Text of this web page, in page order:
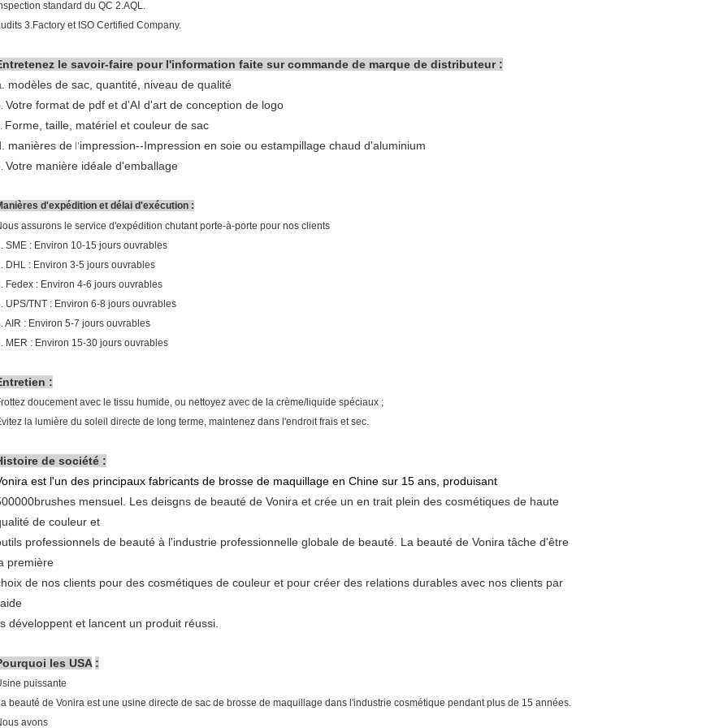
standard du QC 2.AQL.
3.Factory et ISO Certified Company.
le savoir-faire pour l'information faite sur commande de marque de distributeur :
modèles de sac, quantité, niveau de qualité
Votre format de pdf et d'AI d'art de conception de logo
Forme, taille, matériel et couleur de sac
manières de l'impression--Impression en soie ou estampillage chaud d'aluminium
Votre manière idéale d'emballage
d'expédition et délai d'exécution :
assurons le service d'expédition chutant porte-à-porte pour nos clients
SME : Environ 10-15 jours ouvrables
DHL : Environ 3-5 jours ouvrables
Fedex : Environ 4-6 jours ouvrables
UPS/TNT : Environ 6-8 jours ouvrables
AIR : Environ 5-7 jours ouvrables
MER : Environ 15-30 jours ouvrables
:
doucement avec le tissu humide, ou nettoyez avec de la crème/liquide spéciaux ;
la lumière du soleil directe de long terme, maintenez dans l'endroit frais et sec.
de société :
est l'un des principaux fabricants de brosse de maquillage en Chine sur 15 ans, produisant
mensuel. Les deisgns de beauté de Vonira et crée un en trait plein des cosmétiques de haute
de couleur et
professionnels de beauté à l'industrie professionnelle globale de beauté. La beauté de Vonira tâche d'être
première
de nos clients pour des cosmétiques de couleur et pour créer des relations durables avec nos clients par
développent et lancent un produit réussi.
les USA :
puissante
beauté de Vonira est une usine directe de sac de brosse de maquillage dans l'industrie cosmétique pendant plus de 15 années.
avons